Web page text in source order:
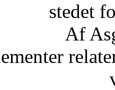
stedet
Af